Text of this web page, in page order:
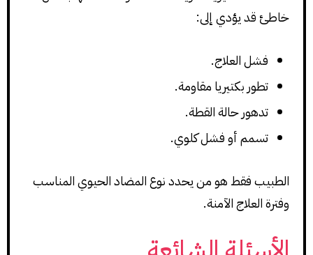
خاطئ قد يؤدي إلى:
فشل العلاج.
تطور بكتيريا مقاومة.
تدهور حالة القطة.
تسمم أو فشل كلوي.
الطبيب فقط هو من يحدد نوع المضاد الحيوي المناسب
وفترة العلاج الآمنة.